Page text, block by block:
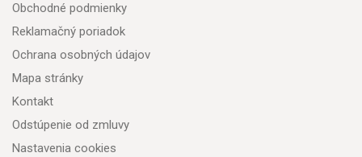
Obchodné podmienky
Reklamačný poriadok
Ochrana osobných údajov
Mapa stránky
Kontakt
Odstúpenie od zmluvy
Nastavenia cookies